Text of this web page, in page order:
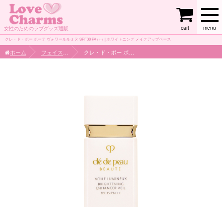
女性のためのラブグッズ通販 menu
cart
クレ・ド・ポー ボーテ ヴォワールルミヌ SPF38 PA+++ | ホワイトニング メイクアップベース
ホーム